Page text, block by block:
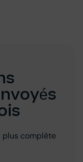
plus complète